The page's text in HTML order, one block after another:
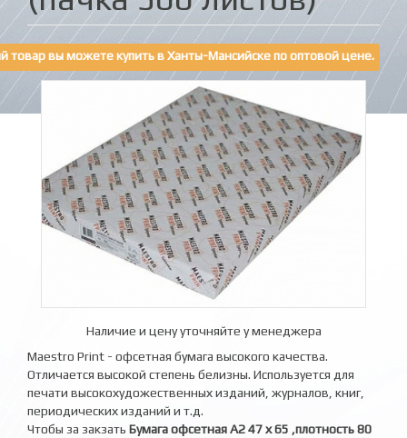
товар вы можете купить в Ханты-Мансийске по оптовой цене.
Наличие и цену уточняйте у менеджера
Maestro Print - офсетная бумага высокого качества.
Отличается высокой степень белизны. Используется для
печати высокохудожественных изданий, журналов, книг,
периодических изданий и т.д.
Чтобы за закзать Бумага офсетная А2 47 х 65 ,плотность 80